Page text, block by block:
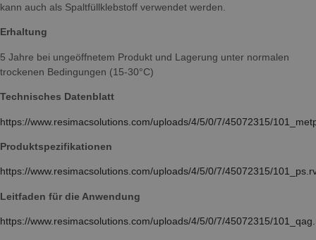
kann auch als Spaltfüllklebstoff verwendet werden.
Erhaltung
5 Jahre bei ungeöffnetem Produkt und Lagerung unter normalen
trockenen Bedingungen (15-30°C)
Technisches Datenblatt
https://www.resimacsolutions.com/uploads/4/5/0/7/45072315/
Produktspezifikationen
https://www.resimacsolutions.com/uploads/4/5/0/7/45072315/
Leitfaden für die Anwendung
https://www.resimacsolutions.com/uploads/4/5/0/7/45072315/